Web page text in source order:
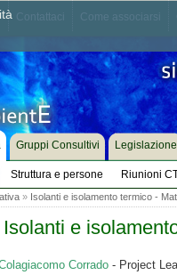
Struttura e persone Riunioni
Gruppi Consultivi Legislazione
» Isolanti e isolamento termico -
e
Corrado- Project